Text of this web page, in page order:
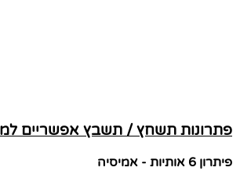
פתרונות תשחץ / תשבץ אפשריים
פיתרון 6 אותיות - אמיסיה